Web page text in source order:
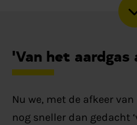
'Van het aardgas
Nu we, met de afkeer
nog sneller dan gedacht